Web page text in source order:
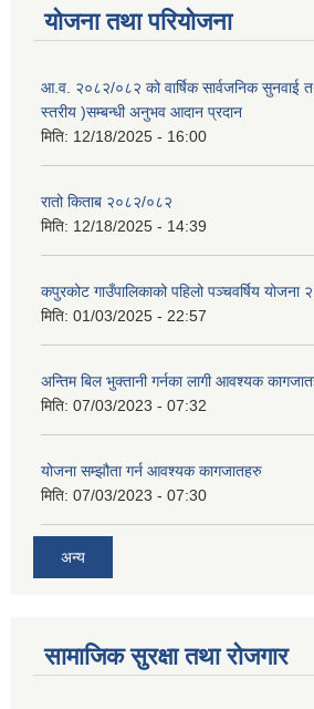
योजना तथा परियोजना
आ.व. २०८२/०८२ को वार्षिक सार्वजनिक सुनवाई
स्तरीय )सम्बन्धी अनुभव आदान प्रदान
मिति: 12/18/2025 - 16:00
रातो किताब २०८२/०८२
मिति: 12/18/2025 - 14:39
कपुरकोट गाउँपालिकाको पहिलो पञ्चवर्षिय
मिति: 01/03/2025 - 22:57
अन्तिम बिल भुक्तानी गर्नका लागी आवश्यक
मिति: 07/03/2023 - 07:32
योजना सम्झौता गर्न आवश्यक कागजातहरु
मिति: 07/03/2023 - 07:30
अन्य
सामाजिक सुरक्षा तथा रोजगार